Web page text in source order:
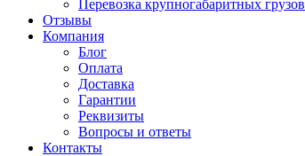
Перевозка крупногабаритных грузов
Отзывы
Компания
Блог
Оплата
Доставка
Гарантии
Реквизиты
Вопросы и ответы
Контакты